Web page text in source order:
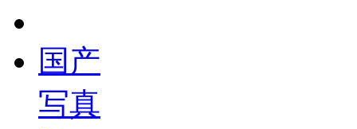
国产
写真